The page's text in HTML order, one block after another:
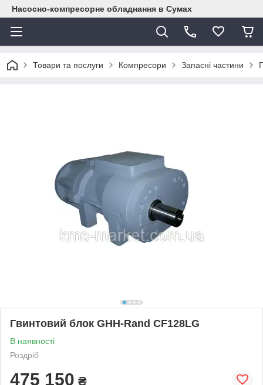
Насосно-компресорне обладнання в Сумах
Товари та послуги Компресори Запасні частини
Гвинтовий блок GHH-Rand CF128LG
В наявності
Роздріб
475 150 ₴